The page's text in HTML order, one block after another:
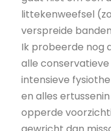
littekenweefsel
verspreide
Ik probeerde nog
alle
intensieve
en alles
opperde